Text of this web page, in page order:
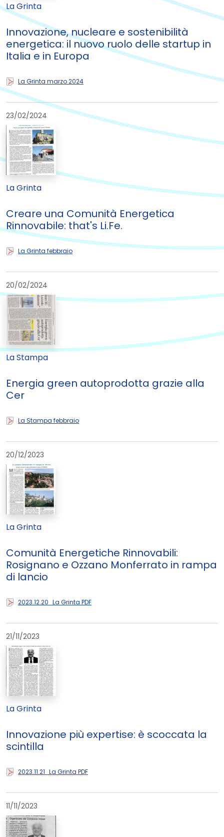
La Grinta
Innovazione, nucleare e sostenibilità
energetica: il nuovo ruolo delle startup in
Italia e in Europa
La Grinta marzo 2024
23/02/2024
La Grinta
Creare una Comunità Energetica
Rinnovabile: that's Li.Fe.
La Grinta febbraio
20/02/2024
La Stampa
Energia green autoprodotta grazie alla
Cer
La Stampa febbraio
20/12/2023
La Grinta
Comunità Energetiche Rinnovabili:
Rosignano e Ozzano Monferrato in rampa
di lancio
2023.12.20_La Grinta PDF
21/11/2023
La Grinta
Innovazione più expertise: è scoccata la
scintilla
2023.11.21_La Grinta PDF
11/11/2023